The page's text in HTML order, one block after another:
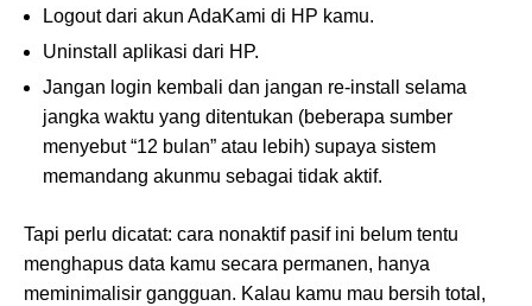
Logout dari akun AdaKami di HP kamu.
Uninstall aplikasi dari HP.
Jangan login kembali dan jangan re-install selama
jangka waktu yang ditentukan (beberapa sumber
menyebut “12 bulan” atau lebih) supaya sistem
memandang akunmu sebagai tidak aktif.
Tapi perlu dicatat: cara nonaktif pasif ini belum tentu
menghapus data kamu secara permanen, hanya
meminimalisir gangguan. Kalau kamu mau bersih total,